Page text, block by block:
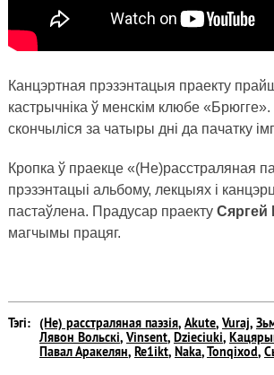
Канцэртная прэзэнтацыя праекту
кастрычніка ў менскім клюбе «Брюгге».
скончыліся за чатыры дні да пачатку
Кропка ў праекце «(Не)расстраляная
прэзэнтацыі альбому, лекцыях і
пастаўлена. Прадусар праекту Сяргей
магчымы працяг.
Тэгi: (Не) расстраляная паэзія, Akute, Vuraj,
Лявон Вольскі, Vinsent, Dzieciuki,
Павал Аракелян, Re1ikt, Naka,Tonqixod,